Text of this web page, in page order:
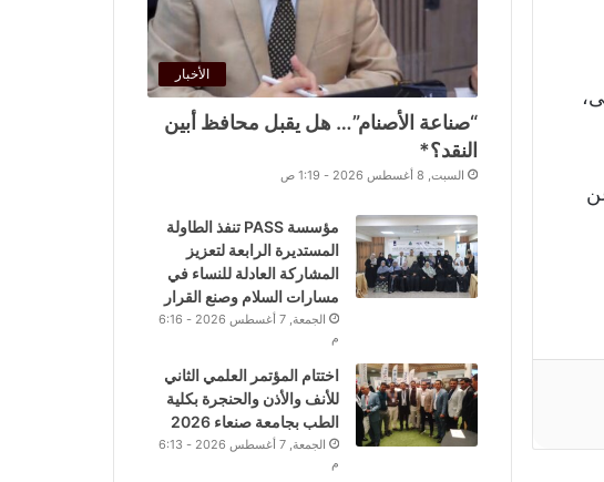
الأخبار
“صناعة الأصنام”… هل يقبل محافظ أبين
النقد؟*
السبت, 8 أغسطس 2026 - 1:19 ص
مؤسسة PASS تنفذ الطاولة
المستديرة الرابعة لتعزيز
المشاركة العادلة للنساء في
مسارات السلام وصنع القرار
الجمعة, 7 أغسطس 2026 - 6:16
م
اختتام المؤتمر العلمي الثاني
للأنف والأذن والحنجرة بكلية
الطب بجامعة صنعاء 2026
الجمعة, 7 أغسطس 2026 - 6:13
م